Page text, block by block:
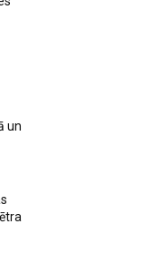
un